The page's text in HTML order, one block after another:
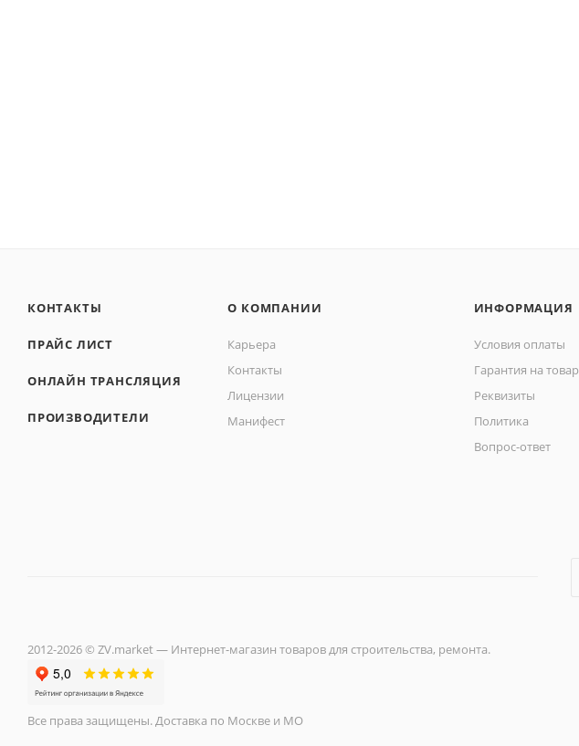
КОНТАКТЫ
ПРАЙС ЛИСТ
ОНЛАЙН ТРАНСЛЯЦИЯ
ПРОИЗВОДИТЕЛИ
О КОМПАНИИ
Карьера
Контакты
Лицензии
Манифест
ИНФОРМАЦИЯ
Условия оплаты
Гарантия на товар
Реквизиты
Политика
Вопрос-ответ
2012-2026 © ZV.market — Интернет-магазин товаров для строительства, ремонта.
Все права защищены. Доставка по Москве и МО